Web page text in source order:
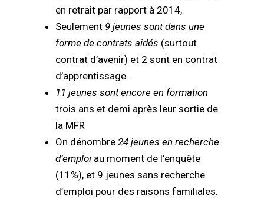
en retrait par rapport à 2014,
Seulement 9 jeunes sont dans une
forme de contrats aidés (surtout
contrat d’avenir) et 2 sont en contrat
d’apprentissage.
11 jeunes sont encore en formation
trois ans et demi après leur sortie de
la MFR
On dénombre 24 jeunes en recherche
d’emploi au moment de l’enquête
(11%), et 9 jeunes sans recherche
d’emploi pour des raisons familiales.